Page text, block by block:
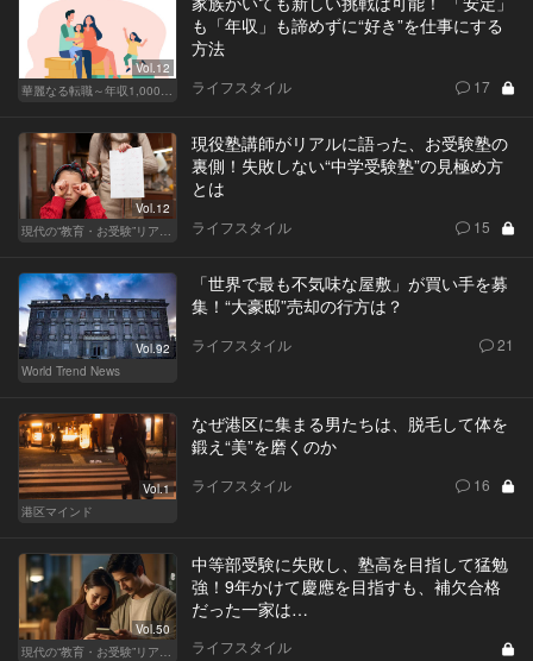
Vol.12
華麗なる転職～年収1,000万超の道～
も「年収」も諦めずに“好き”を仕事にする
方法
ライフスタイル 17
Vol.12
現代の“教育・お受験”リアルドキュメント
現役塾講師がリアルに語った、お受験塾の
裏側！失敗しない“中学受験塾”の見極め方
とは
ライフスタイル 15
Vol.92
World Trend News
「世界で最も不気味な屋敷」が買い手を募
集！“大豪邸”売却の行方は？
ライフスタイル 21
Vol.1
港区マインド
なぜ港区に集まる男たちは、脱毛して体を
鍛え“美”を磨くのか
ライフスタイル 16
Vol.50
現代の“教育・お受験”リアルドキュメント
中等部受験に失敗し、塾高を目指して猛勉
強！9年かけて慶應を目指すも、補欠合格
だった一家は…
ライフスタイル